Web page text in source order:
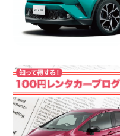
2026三河
三河安城
戸店
佐渡での
ご注意く